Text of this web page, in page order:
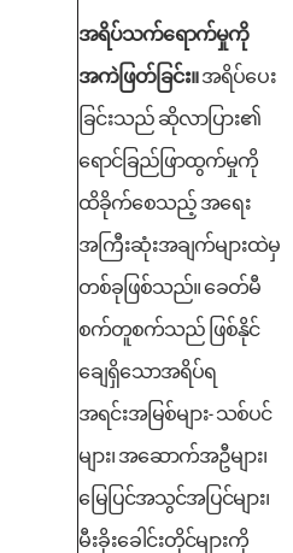
အရိပ်သက်ရောက်မှုကို
အကဲဖြတ်ခြင်း။အရိပ်ပေး
ခြင်းသည် ဆိုလာပြား၏
ရောင်ခြည်ဖြာထွက်မှုကို
ထိခိုက်စေသည့် အရေး
အကြီးဆုံးအချက်များထဲမှ
တစ်ခုဖြစ်သည်။ ခေတ်မီ
စက်တူစက်သည် ဖြစ်နိုင်
ချေရှိသောအရိပ်ရ
အရင်းအမြစ်များ- သစ်ပင်
များ၊ အဆောက်အဦများ၊
မြေပြင်အသွင်အပြင်များ၊
မီးခိုးခေါင်းတိုင်များကို